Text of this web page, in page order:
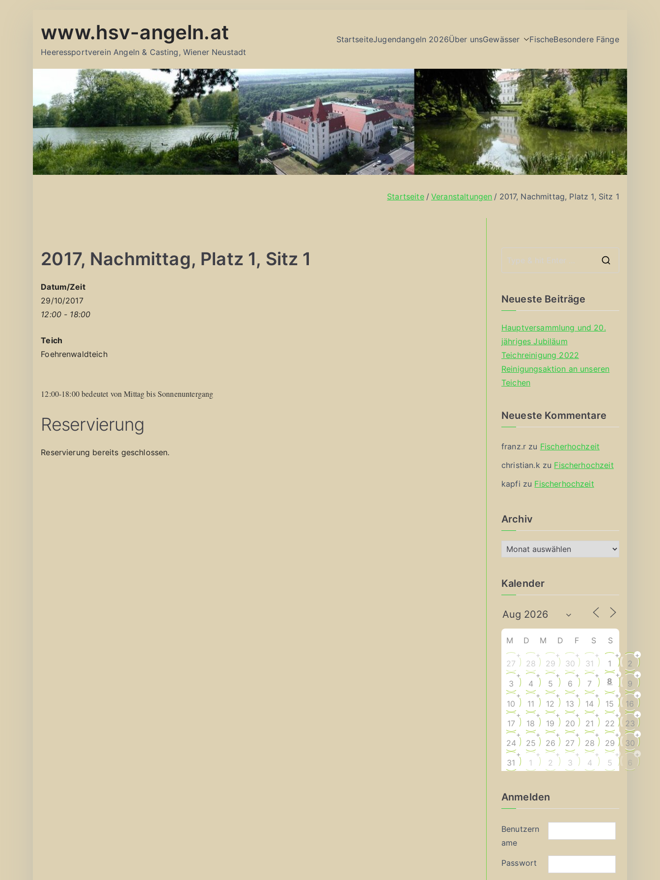
Inhalt
www.hsv-angeln.at
Heeressportverein Angeln & Casting, Wiener Neustadt
StartseiteJugendangeln 2026Über unsGewässer FischeBesondere Fänge
Startseite Veranstaltungen 2017, Nachmittag, Platz 1, Sitz 1
2017, Nachmittag, Platz 1, Sitz 1
Datum/Zeit
29/10/2017
12:00 - 18:00
Teich
Foehrenwaldteich
12:00-18:00 bedeutet von Mittag bis Sonnenuntergang
Reservierung
Reservierung bereits geschlossen.
Neueste Beiträge
Hauptversammlung und 20.
jähriges Jubiläum
Teichreinigung 2022
Reinigungsaktion an unseren
Teichen
Neueste Kommentare
franz.r zu Fischerhochzeit
christian.k zu Fischerhochzeit
kapfi zu Fischerhochzeit
Archiv
r
h
v
Kalender
M D M D F S S
27
+
28
+
29
+
30
+
31
+
1
+
2
+
3
+
4
+
5
+
6
+
7
+
8
+
9
+
10
+
11
+
12
+
13
+
14
+
15
+
16
+
17
+
18
+
19
+
20
+
21
+
22
+
23
+
24
+
25
+
26
+
27
+
28
+
29
+
30
+
31
+
1
+
2
+
3
+
4
+
5
+
6
+
Anmelden
Benutzern
ame
Passwort